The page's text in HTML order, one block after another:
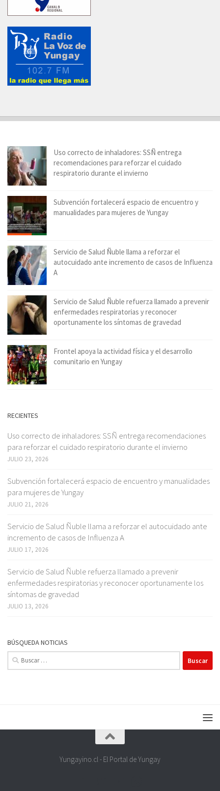
Uso correcto de inhaladores: SSÑ entrega
recomendaciones para reforzar el cuidado
respiratorio durante el invierno
Subvención fortalecerá espacio de encuentro y
manualidades para mujeres de Yungay
Servicio de Salud Ñuble llama a reforzar el
autocuidado ante incremento de casos de Influenza
A
Servicio de Salud Ñuble refuerza llamado a prevenir
enfermedades respiratorias y reconocer
oportunamente los síntomas de gravedad
Frontel apoya la actividad física y el desarrollo
comunitario en Yungay
RECIENTES
Uso correcto de inhaladores: SSÑ entrega recomendaciones
para reforzar el cuidado respiratorio durante el invierno
JULIO 23, 2026
Subvención fortalecerá espacio de encuentro y manualidades
para mujeres de Yungay
JULIO 21, 2026
Servicio de Salud Ñuble llama a reforzar el autocuidado ante
incremento de casos de Influenza A
JULIO 17, 2026
Servicio de Salud Ñuble refuerza llamado a prevenir
enfermedades respiratorias y reconocer oportunamente los
síntomas de gravedad
JULIO 13, 2026
BÚSQUEDA NOTICIAS
Buscar:
Yungayino.cl - El Portal de Yungay